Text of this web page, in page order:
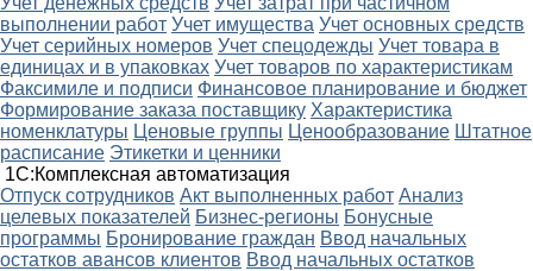
выполнении работ Учет имущества Учет основных средств
Учет серийных номеров Учет спецодежды Учет товара в
единицах и в упаковках Учет товаров по характеристикам
Факсимиле и подписи Финансовое планирование и бюджет
Формирование заказа поставщику Характеристика
номенклатуры Ценовые группы Ценообразование Штатное
расписание Этикетки и ценники
1С:Комплексная автоматизация
Oтпуск сотрудников Акт выполненных работ Анализ
целевых показателей Бизнес-регионы Бонусные
программы Бронирование граждан Ввод начальных
остатков авансов клиентов Ввод начальных остатков